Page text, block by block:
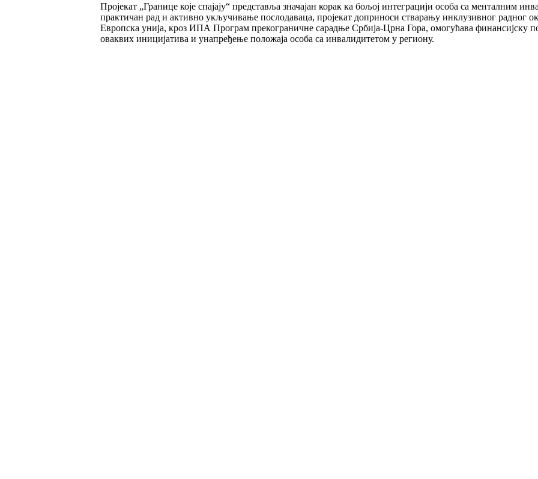
Пројекат „Границе које спајају“ представља значајан корак ка бољој интеграцији особа са менталним
практичан рад и активно укључивање послодаваца, пројекат доприноси стварању инклузивног радног
Европска унија, кроз ИПА Програм прекограничне сарадње Србија-Црна Гора, омогућава финансијску
оваквих иницијатива и унапређење положаја особа са инвалидитетом у региону.